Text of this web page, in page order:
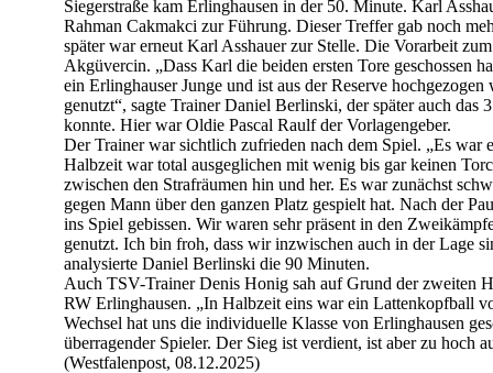
Siegerstraße kam Erlinghausen in der 50. Minute. Karl
Rahman Cakmakci zur Führung. Dieser Treffer gab noch
später war erneut Karl Asshauer zur Stelle. Die Vorarbeit
Akgüvercin. „Dass Karl die beiden ersten Tore geschossen
ein Erlinghauser Junge und ist aus der Reserve hochgezogen
genutzt“, sagte Trainer Daniel Berlinski, der später auch das
konnte. Hier war Oldie Pascal Raulf der Vorlagengeber.
Der Trainer war sichtlich zufrieden nach dem Spiel. „Es war
Halbzeit war total ausgeglichen mit wenig bis gar keinen
zwischen den Strafräumen hin und her. Es war zunächst
gegen Mann über den ganzen Platz gespielt hat. Nach der
ins Spiel gebissen. Wir waren sehr präsent in den
genutzt. Ich bin froh, dass wir inzwischen auch in der Lage
analysierte Daniel Berlinski die 90 Minuten.
Auch TSV-Trainer Denis Honig sah auf Grund der zweiten
RW Erlinghausen. „In Halbzeit eins war ein Lattenkopfball
Wechsel hat uns die individuelle Klasse von Erlinghausen
überragender Spieler. Der Sieg ist verdient, ist aber zu hoch
(Westfalenpost, 08.12.2025)